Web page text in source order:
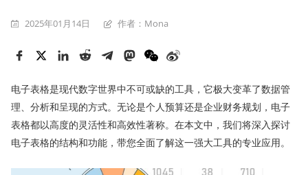
2025年01月14日 作者：Mona
电子表格是现代数字世界中不可或缺的工具，它极大变革了数据管
理、分析和呈现的方式。无论是个人预算还是企业财务规划，电子
表格都以高度的灵活性和高效性著称。在本文中，我们将深入探讨
电子表格的结构和功能，带您全面了解这一强大工具的专业应用。